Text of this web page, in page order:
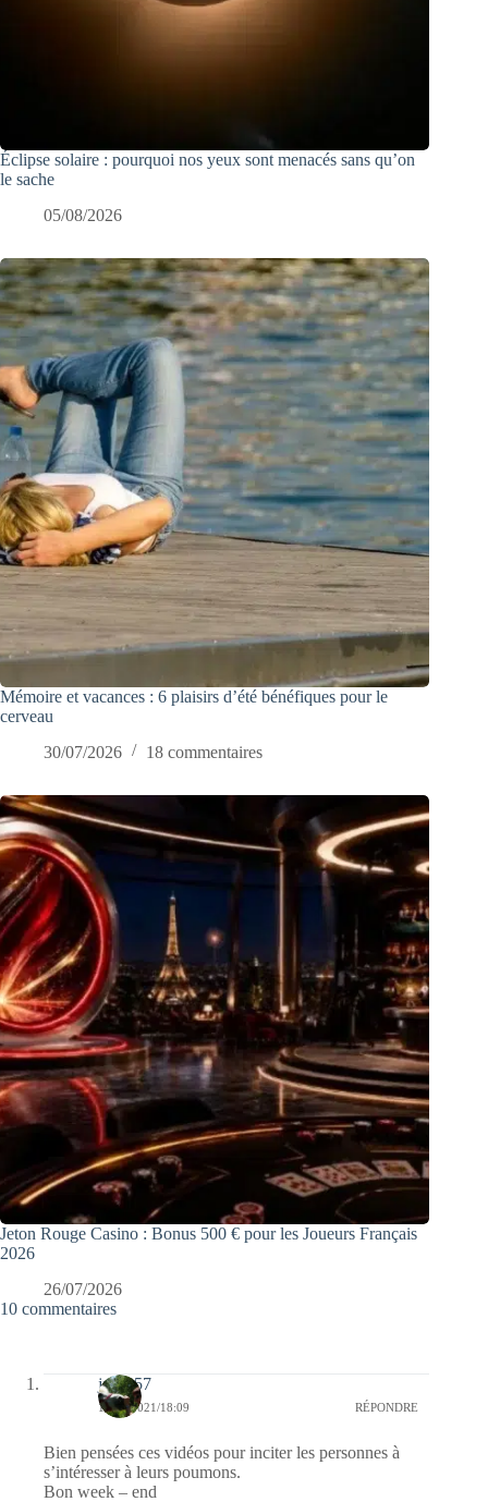
Éclipse solaire : pourquoi nos yeux sont menacés sans qu’on
le sache
05/08/2026
Mémoire et vacances : 6 plaisirs d’été bénéfiques pour le
cerveau
30/07/2026
18 commentaires
Jeton Rouge Casino : Bonus 500 € pour les Joueurs Français
2026
26/07/2026
10 commentaires
jazzy57
19/06/2021/18:09 RÉPONDRE
Bien pensées ces vidéos pour inciter les personnes à
s’intéresser à leurs poumons.
Bon week – end